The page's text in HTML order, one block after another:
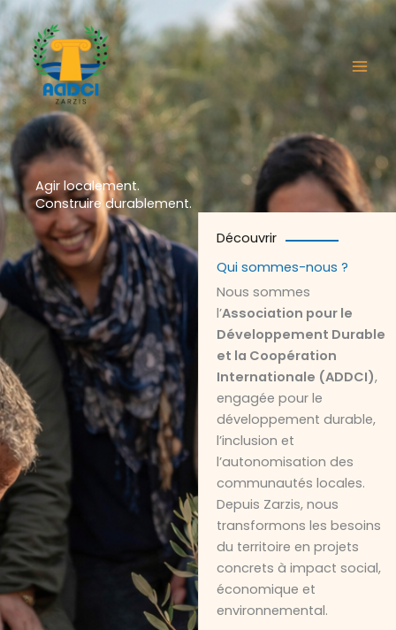
Aller
au
contenu
Agir localement.
Construire durablement.
Découvrir
Qui sommes-nous ?
Nous sommes
l’Association pour le
Développement Durable
et la Coopération
Internationale (ADDCI),
engagée pour le
développement durable,
l’inclusion et
l’autonomisation des
communautés locales.
Depuis Zarzis, nous
transformons les besoins
du territoire en projets
concrets à impact social,
économique et
environnemental.